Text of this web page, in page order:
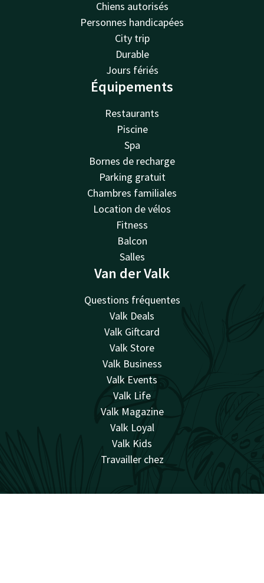
Chiens autorisés
Personnes handicapées
City trip
Durable
Jours fériés
Équipements
Restaurants
Piscine
Spa
Bornes de recharge
Parking gratuit
Chambres familiales
Location de vélos
Fitness
Balcon
Salles
Van der Valk
Questions fréquentes
Valk Deals
Valk Giftcard
Valk Store
Valk Business
Valk Events
Valk Life
Valk Magazine
Valk Loyal
Valk Kids
Travailler chez